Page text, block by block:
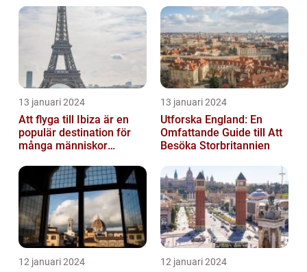
13 januari 2024
Att flyga till Ibiza är en
populär destination för
många människor
13 januari 2024
Utforska England: En
Omfattande Guide till Att
Besöka Storbritannien
12 januari 2024 12 januari 2024